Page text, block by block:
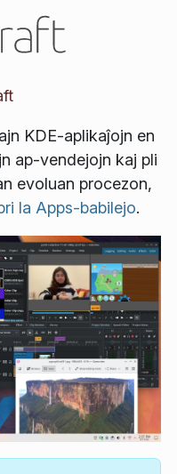
KDE-aplikaĵojn en
ap-vendejojn kaj pli
evoluan procezon,
la Apps-babilejo.